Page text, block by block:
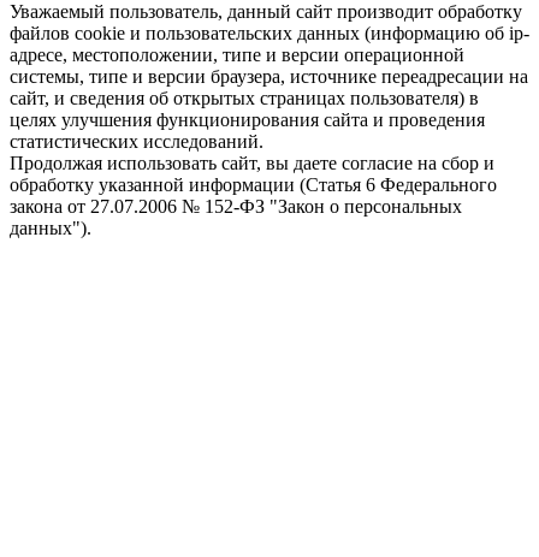
Уважаемый пользователь, данный сайт производит обработку
файлов cookie и пользовательских данных (информацию об ip-
адресе, местоположении, типе и версии операционной
системы, типе и версии браузера, источнике переадресации на
сайт, и сведения об открытых страницах пользователя) в
целях улучшения функционирования сайта и проведения
статистических исследований.
Продолжая использовать сайт, вы даете согласие на сбор и
обработку указанной информации (Статья 6 Федерального
закона от 27.07.2006 № 152-ФЗ "Закон о персональных
данных").